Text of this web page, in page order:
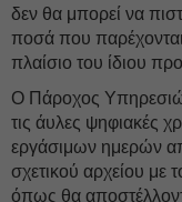
δεν θα μπορεί να
ποσά που
πλαίσιο του ίδιου
Ο Πάροχος
τις άυλες ψηφιακές
εργάσιμων ημερών
σχετικού αρχείου με
όπως θα